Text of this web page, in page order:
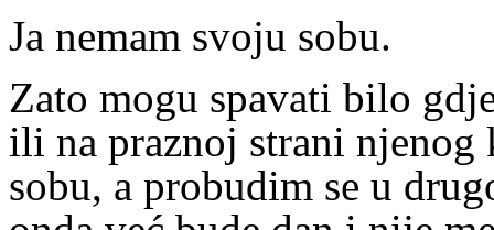
Ja nemam svoju sobu.
Zato mogu spavati bilo
ili na praznoj strani njenog
sobu, a probudim se u